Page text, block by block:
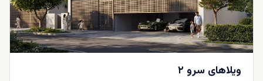
ویلاهای سرو ۲